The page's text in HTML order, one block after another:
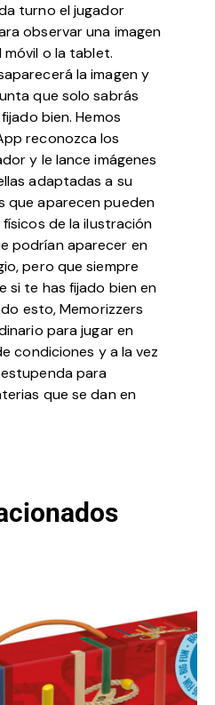
turno el jugador
observar una imagen
o la tablet.
la imagen y
que solo sabrás
bien. Hemos
reconozca los
y le lance imágenes
adaptadas a su
que aparecen pueden
de la ilustración
podrían aparecer en
pero que siempre
si te has fijado bien en
esto, Memorizzers
para jugar en
condiciones y a la vez
para
que se dan en